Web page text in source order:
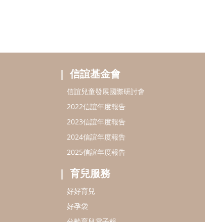
信誼基金會
信誼兒童發展國際研討會
2022信誼年度報告
2023信誼年度報告
2024信誼年度報告
2025信誼年度報告
育兒服務
好好育兒
好孕袋